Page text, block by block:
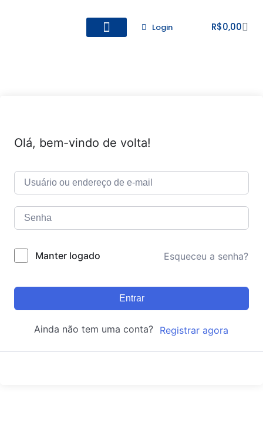
Login R$0,00
Olá, bem-vindo de volta!
Manter logado Esqueceu a senha?
Entrar
Ainda não tem uma conta? Registrar agora